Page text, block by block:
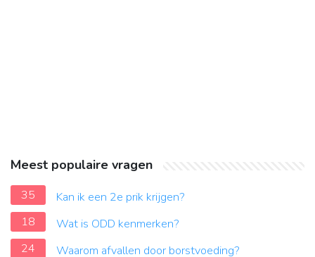
Meest populaire vragen
35
Kan ik een 2e prik krijgen?
18
Wat is ODD kenmerken?
24
Waarom afvallen door borstvoeding?